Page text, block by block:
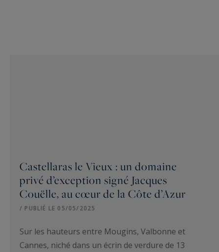
Castellaras le Vieux : un domaine
privé d’exception signé Jacques
Couëlle, au cœur de la Côte d’Azur
/ PUBLIÉ LE 05/05/2025
Sur les hauteurs entre Mougins, Valbonne et
Cannes, niché dans un écrin de verdure de 13